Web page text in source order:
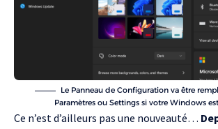
Le Panneau de Configuration va être
Paramètres ou Settings si votre Windows
Ce n’est d’ailleurs pas une nouveauté…